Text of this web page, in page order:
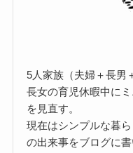
5人家族（夫婦＋長男
長女の育児休暇中に
を見直す。
現在はシンプルな暮
の出来事をブログに書